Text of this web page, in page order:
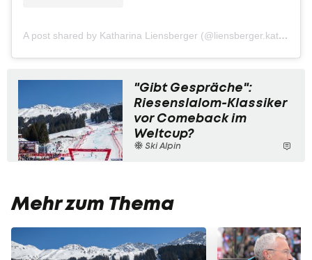
A post shared by Katharina Liensberger (@liensberger.katharina)
"Gibt Gespräche":
Riesenslalom-Klassiker
vor Comeback im
Weltcup?
Ski Alpin
Mehr zum Thema